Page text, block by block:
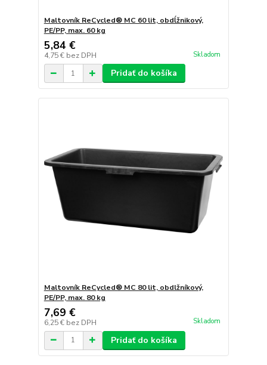
Maltovník ReCycled® MC 60 lit, obdĺžnikový,
PE/PP, max. 60 kg
5,84 €
4,75 € bez DPH Skladom
Pridať do košíka
Maltovník ReCycled® MC 80 lit, obdlžníkový,
PE/PP, max. 80 kg
7,69 €
6,25 € bez DPH Skladom
Pridať do košíka